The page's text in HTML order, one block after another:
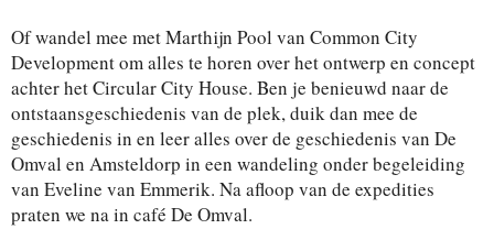
Of wandel mee met Marthijn Pool van Common City
Development om alles te horen over het ontwerp en concept
achter het Circular City House. Ben je benieuwd naar de
ontstaansgeschiedenis van de plek, duik dan mee de
geschiedenis in en leer alles over de geschiedenis van De
Omval en Amsteldorp in een wandeling onder begeleiding
van Eveline van Emmerik. Na afloop van de expedities
praten we na in café De Omval.